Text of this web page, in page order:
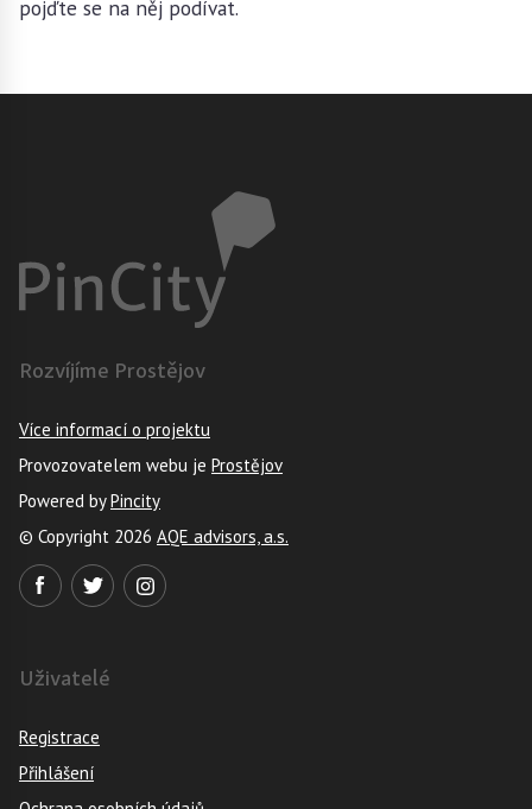
pojďte se na něj podívat.
Rozvíjíme Prostějov
Více informací o projektu
Provozovatelem webu je Prostějov
Powered byPincity
© Copyright 2026 AQE advisors, a.s.
Uživatelé
Registrace
Přihlášení